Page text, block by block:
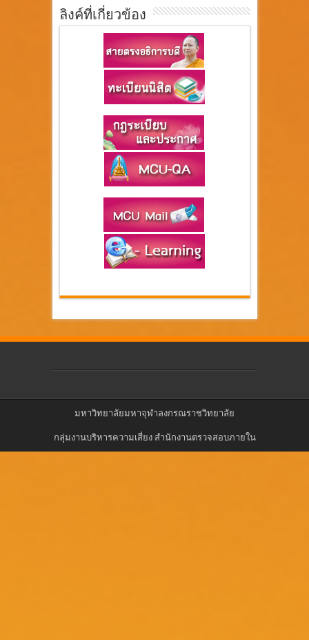
ลิงค์ที่เกี่ยวข้อง
มหาวิทยาลัยมหาจุฬาลงกรณราชวิทยาลัย
กลุ่มงานบริหารความเสี่ยง สำนักงานตรวจสอบภายใน